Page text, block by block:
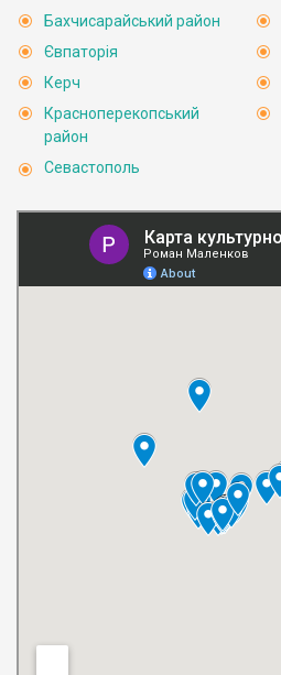
Бахчисарайський район
Євпаторія
Керч
Красноперекопський
район
Севастополь